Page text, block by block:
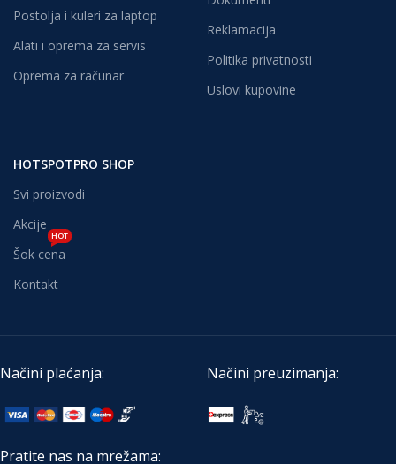
Postolja i kuleri za laptop
Alati i oprema za servis
Oprema za računar
Reklamacija
Politika privatnosti
Uslovi kupovine
HOTSPOTPRO SHOP
Svi proizvodi
Akcije
Šok cena
HOT
Kontakt
Načini plaćanja: Načini preuzimanja:
Pratite nas na mrežama: